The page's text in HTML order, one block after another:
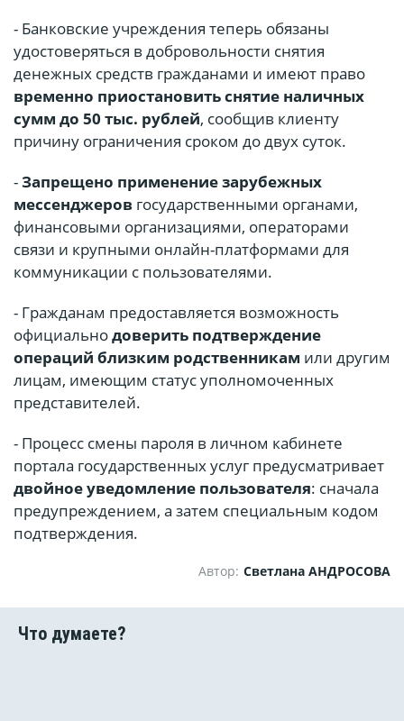
- Банковские учреждения теперь обязаны
удостоверяться в добровольности снятия
денежных средств гражданами и имеют право
временно приостановить снятие наличных
сумм до 50 тыс. рублей, сообщив клиенту
причину ограничения сроком до двух суток.
-Запрещено применение зарубежных
мессенджеров государственными органами,
финансовыми организациями, операторами
связи и крупными онлайн-платформами для
коммуникации с пользователями.
- Гражданам предоставляется возможность
официальнодоверить подтверждение
операций близким родственникам или другим
лицам, имеющим статус уполномоченных
представителей.
- Процесс смены пароля в личном кабинете
портала государственных услуг предусматривает
двойное уведомление пользователя: сначала
предупреждением, а затем специальным кодом
подтверждения.
Автор: Светлана АНДРОСОВА